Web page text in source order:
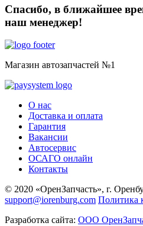
Спасибо, в ближайшее
наш менеджер!
Магазин автозапчастей №1
О нас
Доставка и оплата
Гарантия
Вакансии
Автосервис
ОСАГО онлайн
Контакты
© 2020 «ОренЗапчасть», г.
support@iorenburg.com Политика
Разработка сайта: ООО